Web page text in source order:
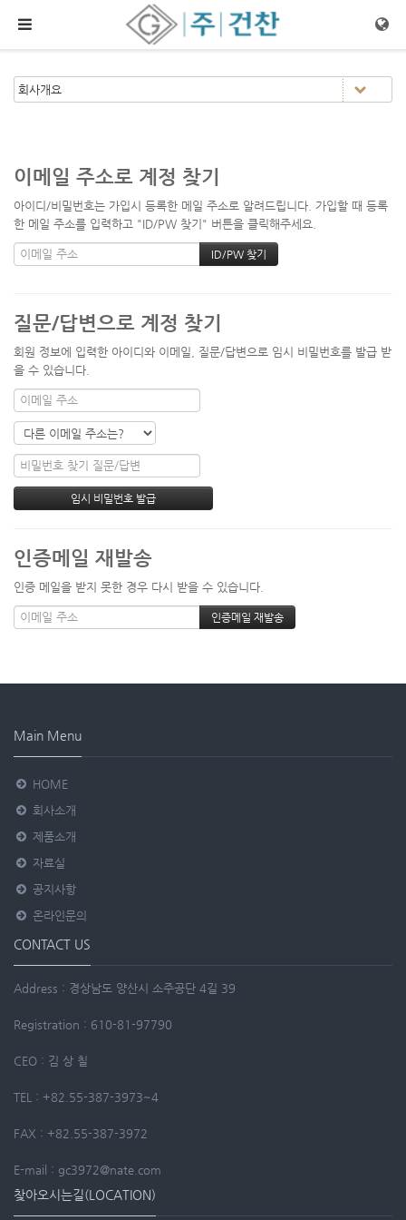
메뉴 건너뛰기
이메일 주소로 계정 찾기
아이디/비밀번호는 가입시 등록한 메일 주소로 알려드립니다. 가입할 때 등록
한 메일 주소를 입력하고 "ID/PW 찾기" 버튼을 클릭해주세요.
질문/답변으로 계정 찾기
회원 정보에 입력한 아이디와 이메일, 질문/답변으로 임시 비밀번호를 발급 받
을 수 있습니다.
인증메일 재발송
인증 메일을 받지 못한 경우 다시 받을 수 있습니다.
Main Menu
HOME
회사소개
제품소개
자료실
공지사항
온라인문의
CONTACT US
Address : 경상남도 양산시 소주공단 4길 39
Registration : 610-81-97790
CEO : 김 상 칠
TEL : +82.55-387-3973~4
FAX : +82.55-387-3972
E-mail : gc3972@nate.com
찾아오시는길(LOCATION)